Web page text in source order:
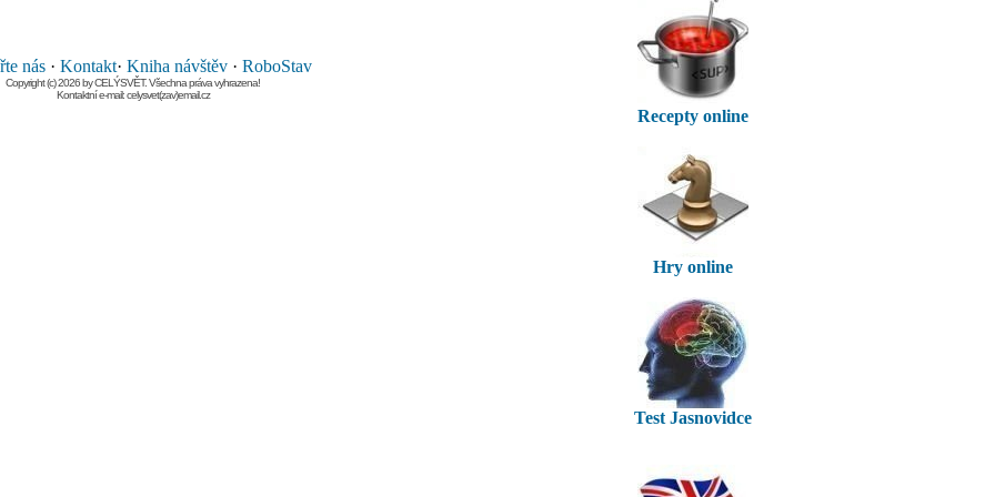
nás· Kontakt· Kniha návštěv· RoboStav
Copyright (c) 2026 by CELÝSVĚT. Všechna práva vyhrazena!
Kontaktní e-mail: celysvet(zav)email.cz
Recepty online
Hry online
Test Jasnovidce